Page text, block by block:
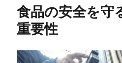
食品の安全を守
重要性